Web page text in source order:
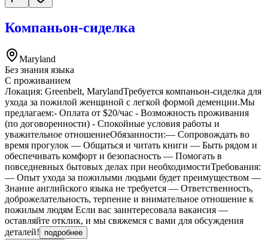
Компаньон-сиделка
Maryland
Без знания языка
С проживанием
Локация: Greenbelt, MarylandТребуется компаньон-сиделка для
ухода за пожилой женщиной с легкой формой деменции.Мы
предлагаем:- Оплата от $20/час - Возможность проживания
(по договоренности) - Спокойные условия работы и
уважительное отношениеОбязанности:— Сопровождать во
время прогулок — Общаться и читать книги — Быть рядом и
обеспечивать комфорт и безопасность — Помогать в
повседневных бытовых делах при необходимостиТребования:
— Опыт ухода за пожилыми людьми будет преимуществом —
Знание английского языка не требуется — Ответственность,
доброжелательность, терпение и внимательное отношение к
пожилым людям Если вас заинтересовала вакансия —
оставляйте отклик, и мы свяжемся с вами для обсуждения
деталей!
подробнее